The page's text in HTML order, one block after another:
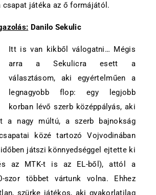
csapat játéka az ő formájától.
Danilo Sekulic
Itt is van kikből válogatni… Mégis
arra a Sekulicra esett a
választásom, aki egyértelműen a
legnagyobb flop: egy legjobb
korban lévő szerb középpályás, aki
a nagy múltú, a szerb bajnokság
közé tartozó Vojvodinában
játszi könnyedséggel ejtette ki
az MTK-t is az EL-ből), attól a
szor többet vártunk volna. Ehhez
szürke játékos, aki gyakorlatilag